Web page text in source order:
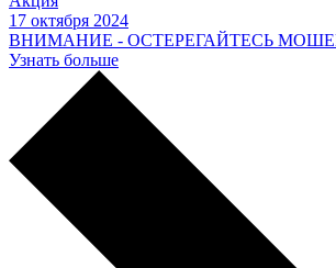
17 октября 2024
ВНИМАНИЕ - ОСТЕРЕГАЙТЕСЬ
Узнать больше